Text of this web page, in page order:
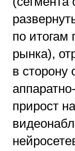
по итогам
рынка),
в
прирост